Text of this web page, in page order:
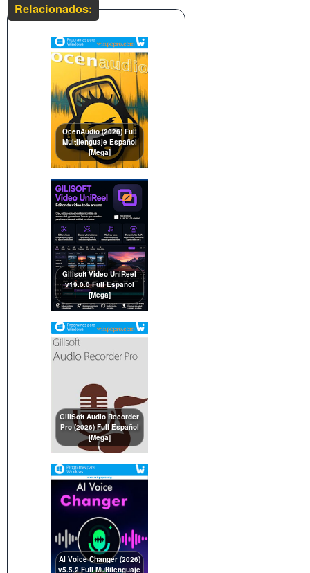
Relacionados:
OcenAudio (2026) Full
Multilenguaje Español
[Mega]
Gilisoft Video UniReel
v19.0.0 Full Español
[Mega]
GiliSoft Audio Recorder
Pro (2026) Full Español
[Mega]
AI Voice Changer (2026)
v5.5.2 Full Multilenguaje